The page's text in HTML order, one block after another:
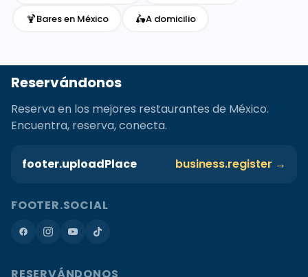
🍹Bares en México 🛵A domicilio
Reservándonos
Reserva en los mejores restaurantes de México.
Encuentra, reserva, conecta.
footer.uploadPlace business.register →
FOOTER.SOCIAL